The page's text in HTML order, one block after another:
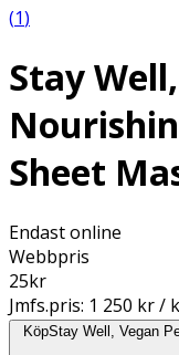
(1)
Stay
Sheet
Endast online
Webbpris
25kr
Jmfs.pris: 1 250 kr /
KöpStay Well, Vegan